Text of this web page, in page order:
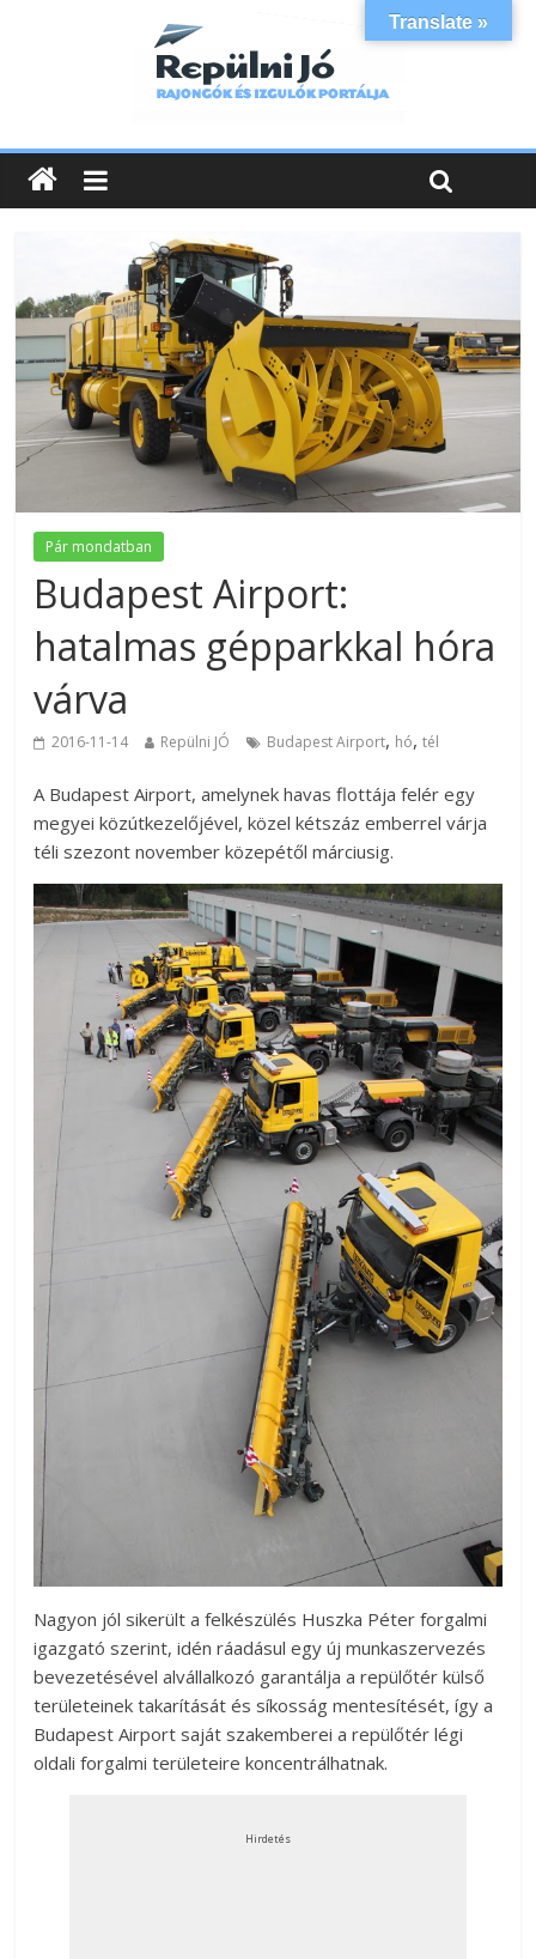
Pár mondatban
Budapest Airport:
hatalmas gépparkkal hóra
várva
2016-11-14 Repülni JÓ Budapest Airport, hó,tél
A Budapest Airport, amelynek havas flottája felér egy
megyei közútkezelőjével, közel kétszáz emberrel várja
téli szezont november közepétől márciusig.
Nagyon jól sikerült a felkészülés Huszka Péter forgalmi
igazgató szerint, idén ráadásul egy új munkaszervezés
bevezetésével alvállalkozó garantálja a repülőtér külső
területeinek takarítását és síkosság mentesítését, így a
Budapest Airport saját szakemberei a repülőtér légi
oldali forgalmi területeire koncentrálhatnak.
Hirdetés
Translate »